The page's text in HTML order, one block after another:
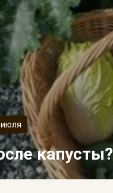
капусты?